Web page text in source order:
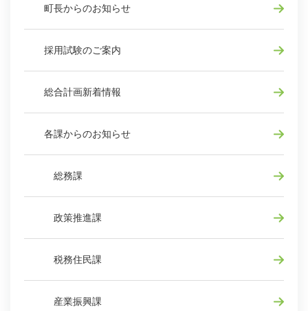
町長からのお知らせ
採用試験のご案内
総合計画新着情報
各課からのお知らせ
総務課
政策推進課
税務住民課
産業振興課